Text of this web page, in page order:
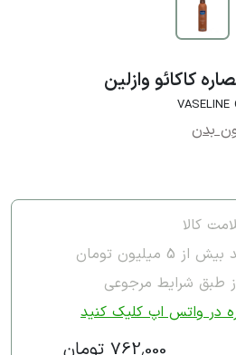
کاکائو وازلین
VASELINE
بدن
کالا
تومان
در واتس اپ کلیک کنید